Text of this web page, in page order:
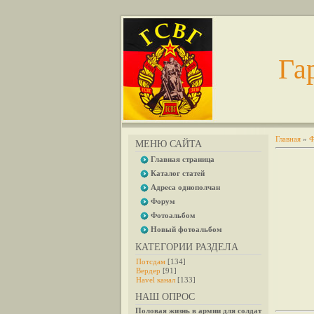
МЕНЮ САЙТА
Главная страница
Каталог статей
Адреса однополчан
Форум
Фотоальбом
Новый фотоальбом
КАТЕГОРИИ РАЗДЕЛА
Потсдам [134]
Вердер [91]
Havel канал [133]
НАШ ОПРОС
Половая жизнь в армии для солдат
Главная »